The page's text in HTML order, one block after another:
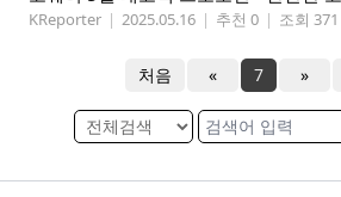
KReporter | 2025.05.16 | 추천 0 | 조회 371
처음 « 7 »